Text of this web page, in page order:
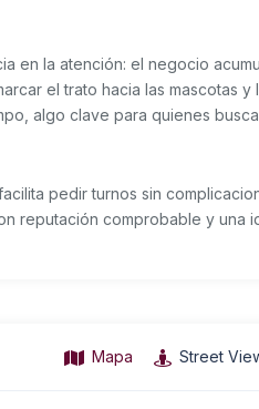
en la atención: el negocio
el trato hacia las mascotas y
algo clave para quienes
pedir turnos sin
reputación comprobable y una
Mapa Street